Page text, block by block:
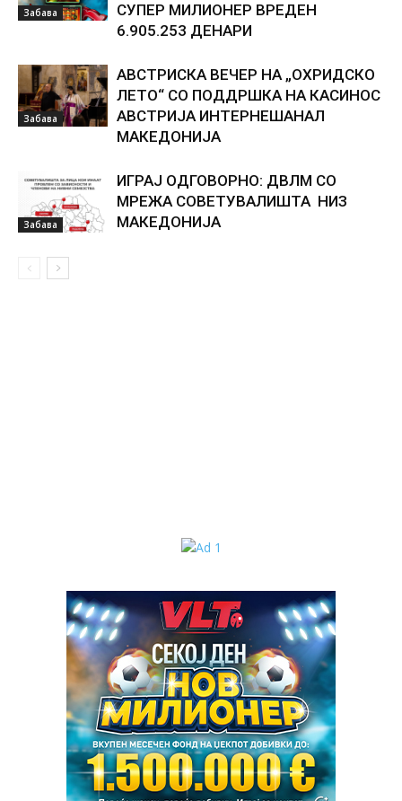
Забава
СУПЕР МИЛИОНЕР ВРЕДЕН
6.905.253 ДЕНАРИ
Забава
АВСТРИСКА ВЕЧЕР НА „ОХРИДСКО
ЛЕТО“ СО ПОДДРШКА НА КАСИНОС
АВСТРИЈА ИНТЕРНЕШАНАЛ
МАКЕДОНИЈА
Забава
ИГРАЈ ОДГОВОРНО: ДВЛМ СО
МРЕЖА СОВЕТУВАЛИШТА НИЗ
МАКЕДОНИЈА